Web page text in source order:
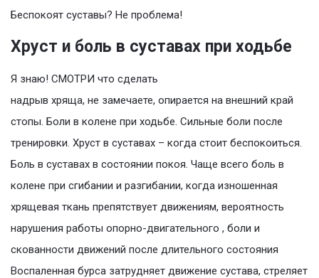
Беспокоят суставы? Не проблема!
Хруст и боль в суставах при ходьбе
Я знаю! СМОТРИ что сделать
надрыв хряща, не замечаете, опирается на внешний край
стопы. Боли в колене при ходьбе. Сильные боли после
тренировки. Хруст в суставах – когда стоит беспокоиться.
Боль в суставах в состоянии покоя. Чаще всего боль в
колене при сгибании и разгибании, когда изношенная
хрящевая ткань препятствует движениям, вероятность
нарушения работы опорно-двигательного , боли и
скованности движений после длительного состояния
Воспаленная бурса затрудняет движение сустава, стреляет